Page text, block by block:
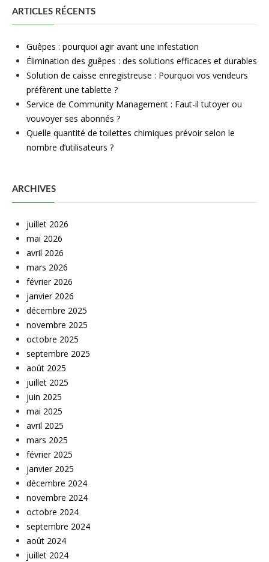
ARTICLES RÉCENTS
Guêpes : pourquoi agir avant une infestation
Élimination des guêpes : des solutions efficaces et durables
Solution de caisse enregistreuse : Pourquoi vos vendeurs
préfèrent une tablette ?
Service de Community Management : Faut-il tutoyer ou
vouvoyer ses abonnés ?
Quelle quantité de toilettes chimiques prévoir selon le
nombre d’utilisateurs ?
ARCHIVES
juillet 2026
mai 2026
avril 2026
mars 2026
février 2026
janvier 2026
décembre 2025
novembre 2025
octobre 2025
septembre 2025
août 2025
juillet 2025
juin 2025
mai 2025
avril 2025
mars 2025
février 2025
janvier 2025
décembre 2024
novembre 2024
octobre 2024
septembre 2024
août 2024
juillet 2024